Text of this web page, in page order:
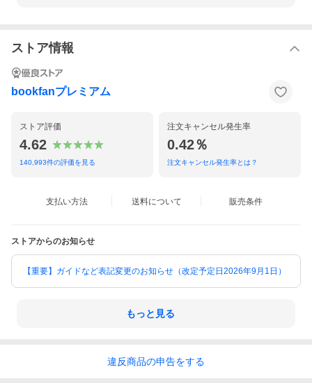
ストア情報
bookfanプレミアム
ストア評価
4.62
140,993件の評価を見る
注文キャンセル発生率
0.42％
注文キャンセル発生率とは？
支払い方法 送料について 販売条件
ストアからのお知らせ
【重要】ガイドなど表記変更のお知らせ（改定予定日2026年9月1日）
もっと見る
違反商品の申告をする